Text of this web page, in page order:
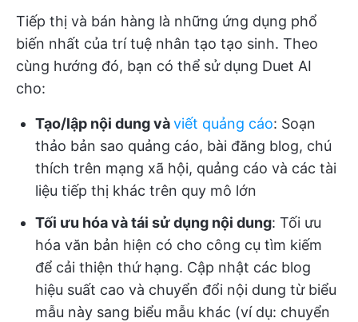
Tiếp thị và bán hàng là những ứng dụng phổ
biến nhất của trí tuệ nhân tạo tạo sinh. Theo
cùng hướng đó, bạn có thể sử dụng Duet AI
cho:
Tạo/lập nội dung vàviết quảng cáo: Soạn
thảo bản sao quảng cáo, bài đăng blog, chú
thích trên mạng xã hội, quảng cáo và các tài
liệu tiếp thị khác trên quy mô lớn
Tối ưu hóa và tái sử dụng nội dung: Tối ưu
hóa văn bản hiện có cho công cụ tìm kiếm
để cải thiện thứ hạng. Cập nhật các blog
hiệu suất cao và chuyển đổi nội dung từ biểu
mẫu này sang biểu mẫu khác (ví dụ: chuyển